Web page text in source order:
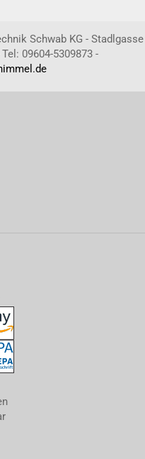
Schwab KG - Stadlgasse
09604-5309873 -